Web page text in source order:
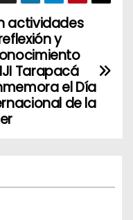
actividades
y
Tarapacá
el Día
de la